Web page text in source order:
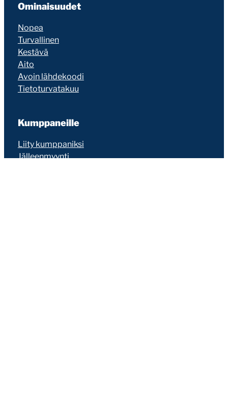
Ominaisuudet
Nopea
Turvallinen
Kestävä
Aito
Avoin lähdekoodi
Tietoturvatakuu
Kumppaneille
Liity kumppaniksi
Jälleenmyynti